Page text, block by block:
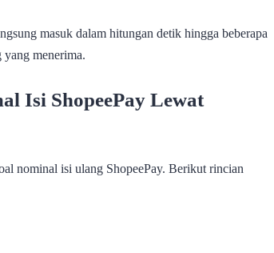
masuk dalam hitungan detik hingga beberapa
menerima.
Isi ShopeePay Lewat
nominal isi ulang ShopeePay. Berikut rincian